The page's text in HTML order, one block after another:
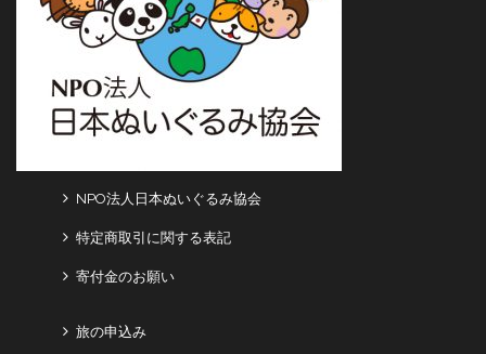
NPO法人日本ぬいぐるみ協会
特定商取引に関する表記
寄付金のお願い
旅の申込み